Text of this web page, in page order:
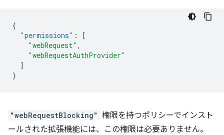
{
"permissions" :
[
"webRequest" ,
"webRequestAuthProvider"
]
}
"webRequestBlocking" 権限を持つポリシーでインスト
ールされた拡張機能には、この権限は必要ありません。